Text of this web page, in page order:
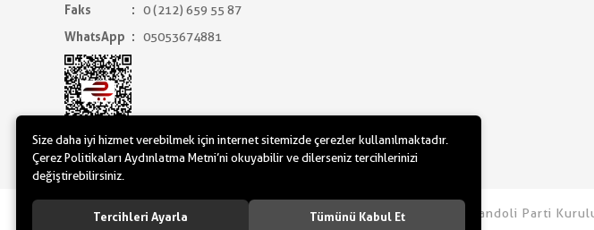
Faks
0 (212) 659 55 87
WhatsApp
05053674881
www.yilbasimalzemeleri.com - www.partidolu.com bir Pandoli Parti
Size daha iyi hizmet verebilmek için internet sitemizde çerezler kullanılmaktadır.
Çerez Politikaları Aydınlatma Metni’ni okuyabilir ve dilerseniz tercihlerinizi
değiştirebilirsiniz.
Tercihleri Ayarla Tümünü Kabul Et